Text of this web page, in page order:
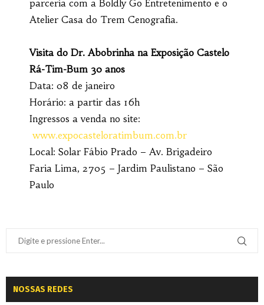
parceria com a Boldly Go Entretenimento e o
Atelier Casa do Trem Cenografia.
Visita do Dr. Abobrinha na Exposição Castelo
Rá-Tim-Bum 30 anos
Data: 08 de janeiro
Horário: a partir das 16h
Ingressos a venda no site:
www.expocasteloratimbum.com.br
Local: Solar Fábio Prado – Av. Brigadeiro
Faria Lima, 2705 – Jardim Paulistano – São
Paulo
NOSSAS REDES